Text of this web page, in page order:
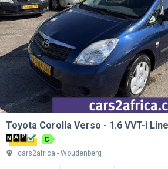
Toyota Corolla Verso 1.6 VVT-i
C
cars2africa
Woudenberg